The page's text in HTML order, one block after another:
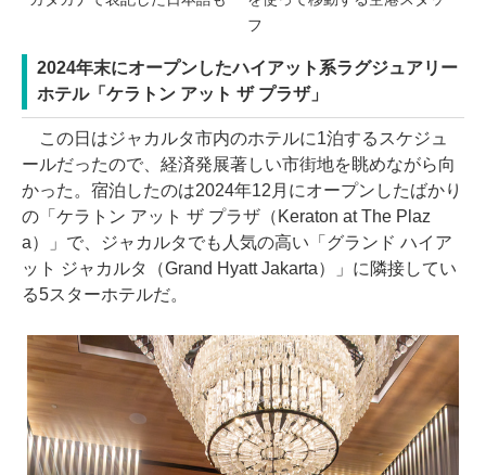
フ
2024年末にオープンしたハイアット系ラグジュアリー
ホテル「ケラトン アット ザ プラザ」
この日はジャカルタ市内のホテルに1泊するスケジュ
ールだったので、経済発展著しい市街地を眺めながら向
かった。宿泊したのは2024年12月にオープンしたばかり
の「ケラトン アット ザ プラザ（Keraton at The Plaz
a）」で、ジャカルタでも人気の高い「グランド ハイア
ット ジャカルタ（Grand Hyatt Jakarta）」に隣接してい
る5スターホテルだ。